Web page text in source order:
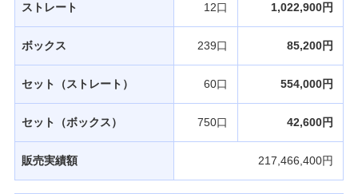
ストレート 12口 1,022,900円
ボックス 239口 85,200円
セット（ストレート） 60口 554,000円
セット（ボックス） 750口 42,600円
販売実績額 217,466,400円